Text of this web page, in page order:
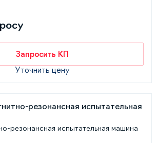
Запросить КП
Уточнить цену
резонансная испытательная машина